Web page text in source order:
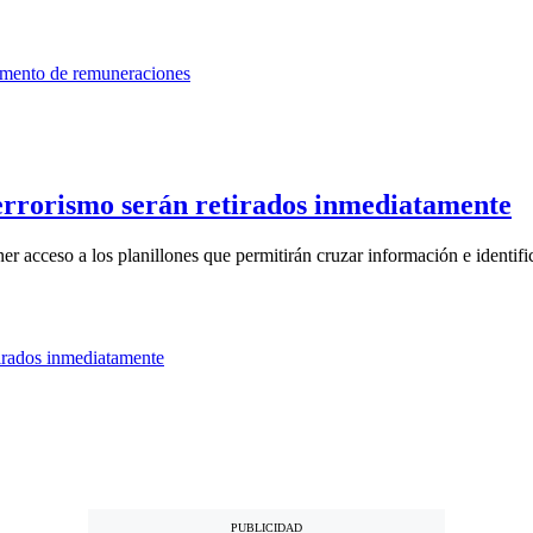
serán retirados inmediatamente
acceso a los planillones que permitirán cruzar información e